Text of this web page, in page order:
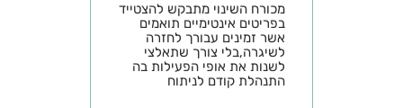
מכורח השינוי מתבקש להצטייד
בפריטים אינטימיים תואמים
אשר זמינים עבורך לחזרה
לשיגרה,בלי צורך שתאלצי
לשנות את אופי הפעילות בה
התנהלת קודם לניתוח